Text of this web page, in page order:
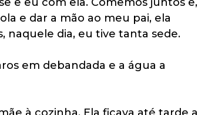
e dar a mão ao meu pai, ela
naquele dia, eu tive tanta sede.
em debandada e a água a